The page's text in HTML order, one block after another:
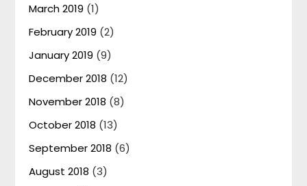
March 2019 (1)
February 2019 (2)
January 2019 (9)
December 2018 (12)
November 2018 (8)
October 2018 (13)
September 2018 (6)
August 2018 (3)